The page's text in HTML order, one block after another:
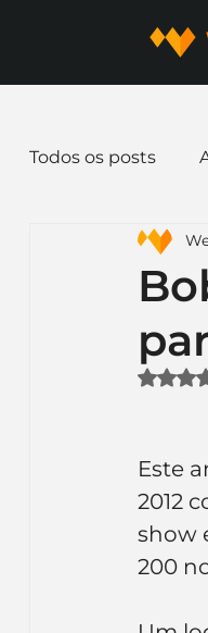
Todos os posts
Dicas de
Identidade
Inteligência
Este
2012
show
200